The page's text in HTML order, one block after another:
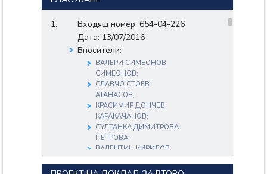
Входящ номер: 654-04-226
Дата: 13/07/2016
Вносители:
ВАЛЕРИ СИМЕОНОВ
СИМЕОНОВ;
СЛАВЧО СТОЕВ
АТАНАСОВ;
КРАСИМИР ДОНЧЕВ
КАРАКАЧАНОВ;
СУЛТАНКА ДИМИТРОВА
ПЕТРОВА;
ВАЛЕНТИН КИРИЛОВ
КАСАБОВ;
ЮЛИАН КРЪСТЕВ